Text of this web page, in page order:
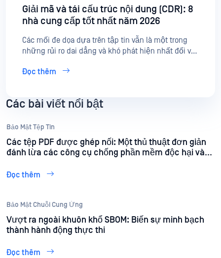
Giải mã và tái cấu trúc nội dung (CDR): 8
nhà cung cấp tốt nhất năm 2026
Các mối đe dọa dựa trên tập tin vẫn là một trong
những rủi ro dai dẳng và khó phát hiện nhất đối với
được vá (zero-day exploits) trong tài liệu đến các
mật mọi tập tin đi vào môi trường của mình, việc
and Reconstruction - CDR) đã trở thành một lớp
phòng thủ quan trọng.
Đọc thêm
Các bài viết nổi bật
Bảo Mật Tệp Tin
Các tệp PDF được ghép nối: Một thủ thuật đơn giản
đánh lừa các công cụ chống phần mềm độc hại và
Đọc thêm
Bảo Mật Chuỗi Cung Ứng
Vượt ra ngoài khuôn khổ SBOM: Biến sự minh bạch
thành hành động thực thi
Đọc thêm